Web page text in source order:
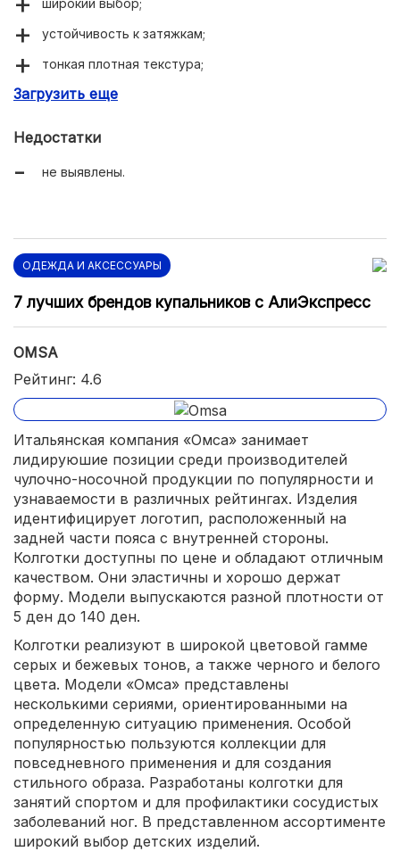
широкий выбор;
устойчивость к затяжкам;
тонкая плотная текстура;
оригинальный дизайн.
Загрузить еще
Недостатки
не выявлены.
ОДЕЖДА И АКСЕССУАРЫ
7 лучших брендов купальников с АлиЭкспресс
OMSA
Рейтинг: 4.6
Итальянская компания «Омса» занимает
лидируюшие позиции среди производителей
чулочно-носочной продукции по популярности и
узнаваемости в различных рейтингах. Изделия
идентифицирует логотип, расположенный на
задней части пояса с внутренней стороны.
Колготки доступны по цене и обладают отличным
качеством. Они эластичны и хорошо держат
форму. Модели выпускаются разной плотности от
5 ден до 140 ден.
Колготки реализуют в широкой цветовой гамме
серых и бежевых тонов, а также черного и белого
цвета. Модели «Омса» представлены
несколькими сериями, ориентированными на
определенную ситуацию применения. Особой
популярностью пользуются коллекции для
повседневного применения и для создания
стильного образа. Разработаны колготки для
занятий спортом и для профилактики сосудистых
заболеваний ног. В представленном ассортименте
широкий выбор детских изделий.